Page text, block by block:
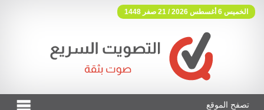
الخميس 6 أغسطس 2026 / 21 صفر 1448
تصفح الموقع